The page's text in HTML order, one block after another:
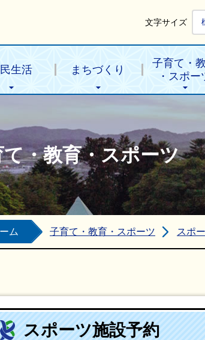
文字サイズ
生活 まちづくり
子育て・
・スポー
・教育・スポーツ
ム 子育て・教育・スポーツ スポ
スポーツ施設予約